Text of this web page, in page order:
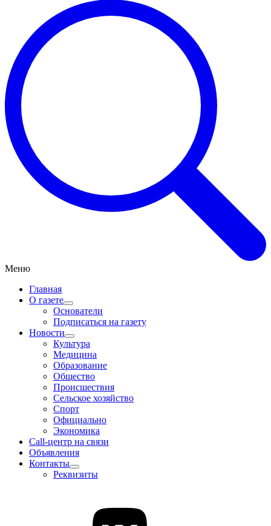
Меню
Главная
О газете
Основатели
Подписаться на газету
Новости
Культура
Медицина
Образование
Общество
Происшествия
Сельское хозяйство
Спорт
Официально
Экономика
Call-центр на связи
Объявления
Контакты
Реквизиты